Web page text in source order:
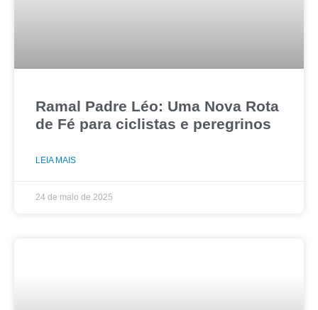
Ramal Padre Léo: Uma Nova Rota
de Fé para ciclistas e peregrinos
LEIA MAIS
24 de maio de 2025